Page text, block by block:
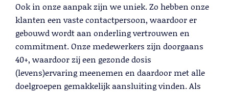
Ook in onze aanpak zijn we uniek. Zo hebben onze
klanten een vaste contactpersoon, waardoor er
gebouwd wordt aan onderling vertrouwen en
commitment. Onze medewerkers zijn doorgaans
40+, waardoor zij een gezonde dosis
(levens)ervaring meenemen en daardoor met alle
doelgroepen gemakkelijk aansluiting vinden. Als